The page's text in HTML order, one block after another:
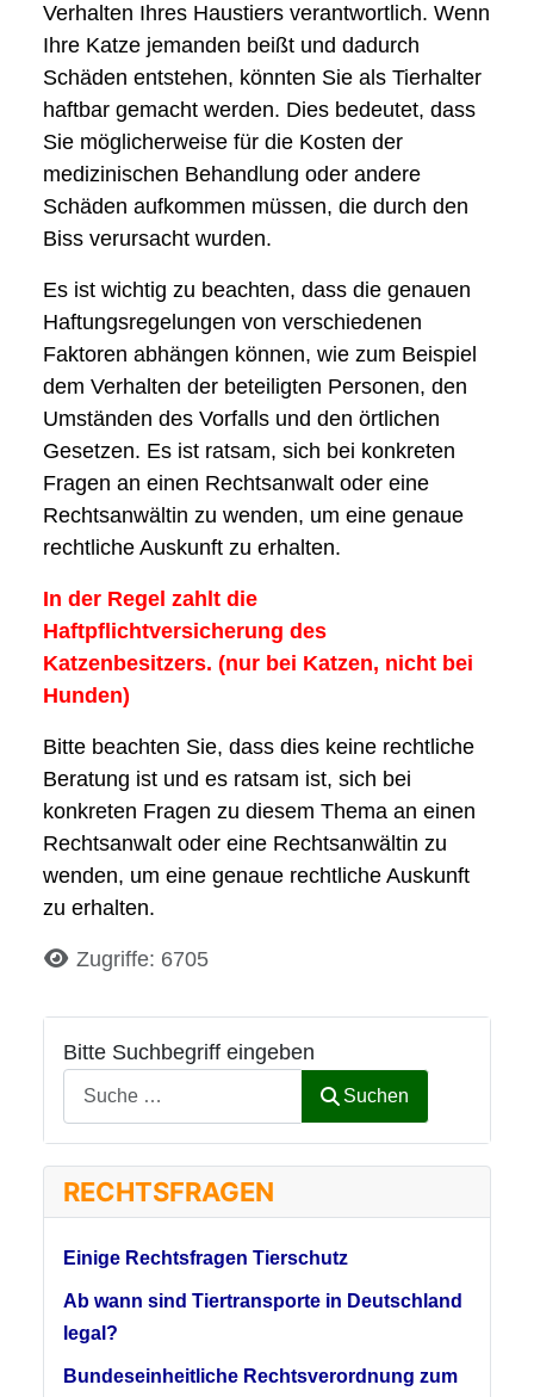
Bitte Suchbegriff eingeben
Suchen
RECHTSFRAGEN
Einige Rechtsfragen Tierschutz
Ab wann sind Tiertransporte in Deutschland
legal?
Bundeseinheitliche Rechtsverordnung zum
Verhalten Ihres Haustiers verantwortlich. Wenn
Ihre Katze jemanden beißt und dadurch
Schäden entstehen, könnten Sie als Tierhalter
haftbar gemacht werden. Dies bedeutet, dass
Sie möglicherweise für die Kosten der
medizinischen Behandlung oder andere
Schäden aufkommen müssen, die durch den
Biss verursacht wurden.
Es ist wichtig zu beachten, dass die genauen
Haftungsregelungen von verschiedenen
Faktoren abhängen können, wie zum Beispiel
dem Verhalten der beteiligten Personen, den
Umständen des Vorfalls und den örtlichen
Gesetzen. Es ist ratsam, sich bei konkreten
Fragen an einen Rechtsanwalt oder eine
Rechtsanwältin zu wenden, um eine genaue
rechtliche Auskunft zu erhalten.
In der Regel zahlt die
Haftpflichtversicherung des
Katzenbesitzers. (nur bei Katzen, nicht bei
Hunden)
Bitte beachten Sie, dass dies keine rechtliche
Beratung ist und es ratsam ist, sich bei
konkreten Fragen zu diesem Thema an einen
Rechtsanwalt oder eine Rechtsanwältin zu
wenden, um eine genaue rechtliche Auskunft
zu erhalten.
DetailsZugriffe: 6705